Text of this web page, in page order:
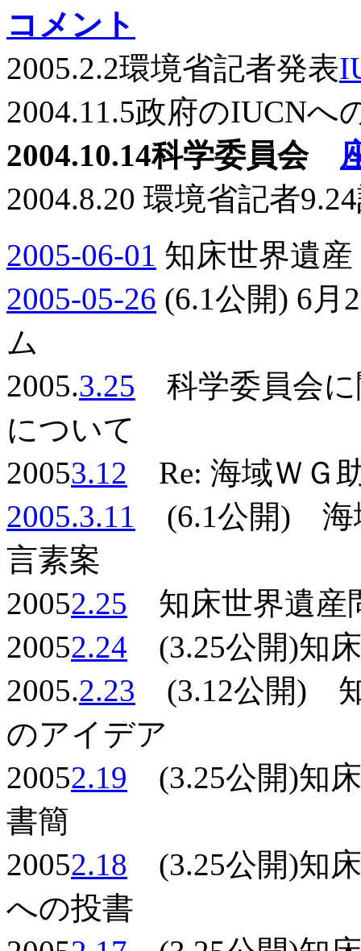
コメント
2005.2.2環境省記者発表
2004.11.5政府のIUCN
2004.10.14科学委員会
2004.8.20 環境省記者
2005-06-01 知床世界遺
2005-05-26 (6.1公開) 6
ム
2005.3.25 科学委員会に
について
20053.12 Re: 海域ＷＧ
2005.3.11 (6.1公開) 海
言素案
20052.25 知床世界遺産
20052.24 (3.25公開)知
2005.2.23 (3.12公開)
のアイデア
20052.19 (3.25公開)知
書簡
20052.18 (3.25公開)知
への投書